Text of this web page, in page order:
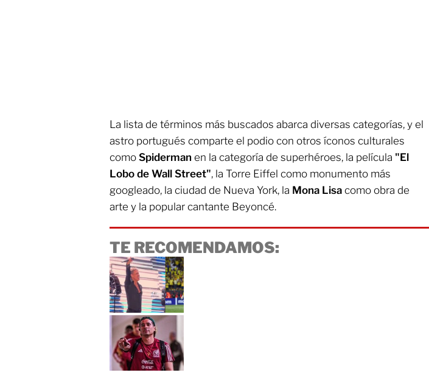
La lista de términos más buscados abarca diversas categorías, y el
astro portugués comparte el podio con otros íconos culturales
como Spiderman en la categoría de superhéroes, la película "El
Lobo de Wall Street", la Torre Eiffel como monumento más
googleado, la ciudad de Nueva York, la Mona Lisa como obra de
arte y la popular cantante Beyoncé.
TE RECOMENDAMOS: